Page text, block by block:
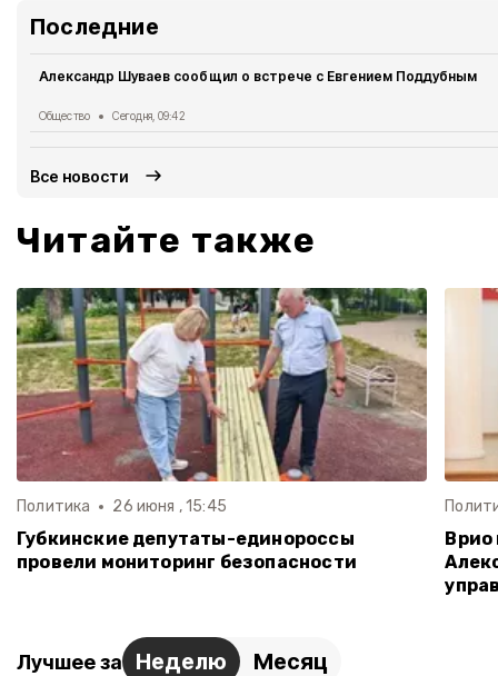
Последние
Александр Шуваев сообщил о встрече с Евгением Поддубным
Общество Сегодня, 09:42
Все новости
Читайте также
Политика 26 июня , 15:45
Губкинские депутаты-единороссы
провели мониторинг безопасности
Врио
Лучшее за Неделю Месяц